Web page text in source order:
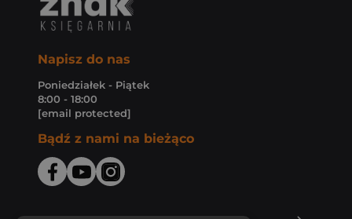
Napisz do nas
Poniedziałek - Piątek
8:00 - 18:00
[email protected]
Bądź z nami na bieżąco